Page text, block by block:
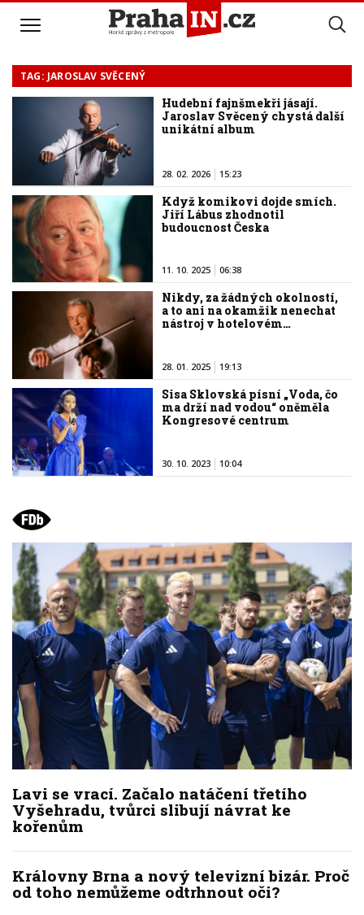
TAG: JAROSLAV SVĚCENÝ
Hudební fajnšmekři jásají.
Jaroslav Svěcený chystá další
unikátní album
28. 02. 2026 15:23
Když komikovi dojde smích.
Jiří Lábus zhodnotil
budoucnost Česka
11. 10. 2025 06:38
Nikdy, za žádných okolností,
a to ani na okamžik nenechat
nástroj v hotelovém…
28. 01. 2025 19:13
Sisa Sklovská písní „Voda, čo
ma drží nad vodou“ oněměla
Kongresové centrum
30. 10. 2023 10:04
Lavi se vrací. Začalo natáčení třetího
Vyšehradu, tvůrci slibují návrat ke
kořenům
Královny Brna a nový televizní bizár. Proč
od toho nemůžeme odtrhnout oči?